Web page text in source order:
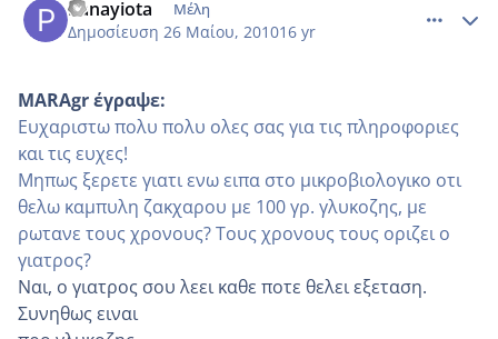
Panayiota Μέλη
Δημοσίευση 26 Μαίου, 201016 yr
MARAgr έγραψε:
Ευχαριστω πολυ πολυ ολες σας για τις πληροφοριες
και τις ευχες!
Μηπως ξερετε γιατι ενω ειπα στο μικροβιολογικο οτι
θελω καμπυλη ζακχαρου με 100 γρ. γλυκοζης, με
ρωτανε τους χρονους? Τους χρονους τους οριζει ο
γιατρος?
Ναι, ο γιατρος σου λεει καθε ποτε θελει εξεταση.
Συνηθως ειναι